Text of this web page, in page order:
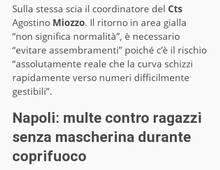
Sulla stessa scia il coordinatore del Cts
Agostino Miozzo. Il ritorno in area gialla
“non significa normalità”, è necessario
“evitare assembramenti” poiché c’è il rischio
“assolutamente reale che la curva schizzi
rapidamente verso numeri difficilmente
gestibili”.
Napoli: multe contro ragazzi
senza mascherina durante
coprifuoco